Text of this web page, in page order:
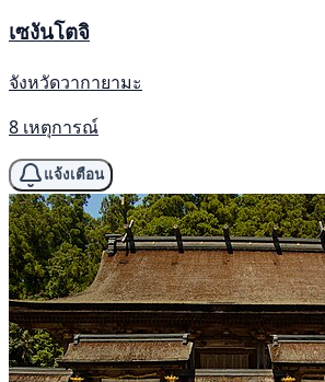
เซงันโตจิ
จังหวัดวากายามะ
8 เหตุการณ์
แจ้งเตือน